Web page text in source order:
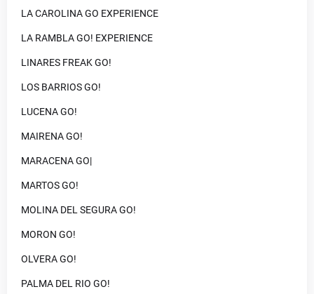
LA CAROLINA GO EXPERIENCE
LA RAMBLA GO! EXPERIENCE
LINARES FREAK GO!
LOS BARRIOS GO!
LUCENA GO!
MAIRENA GO!
MARACENA GO|
MARTOS GO!
MOLINA DEL SEGURA GO!
MORON GO!
OLVERA GO!
PALMA DEL RIO GO!